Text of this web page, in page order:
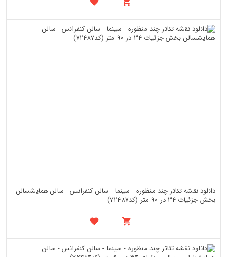
دانلود نقشه تئاتر چند منظوره - سینما - سالن کنفرانس - سالن همایشسالن
بخش جزئیات 34 در 90 متر (کد72487)